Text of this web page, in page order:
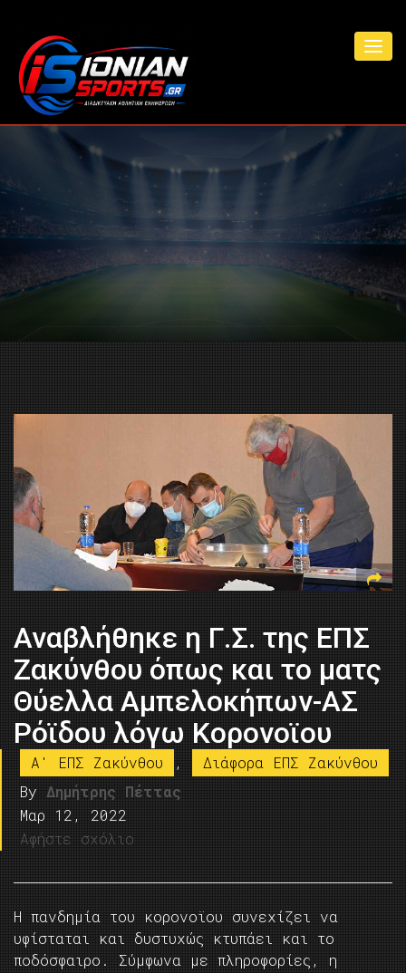
Αναβλήθηκε η Γ.Σ. της ΕΠΣ
Ζακύνθου όπως και το ματς
Θύελλα Αμπελοκήπων-ΑΣ
Ρόϊδου λόγω Κορονοϊου
A' ΕΠΣ Ζακύνθου ,
Διάφορα ΕΠΣ Ζακύνθου
By Δημήτρης Πέττας
Μαρ 12, 2022
Αφήστε σχόλιο
Η πανδημία του κορονοϊου συνεχίζει να
υφίσταται και δυστυχώς κτυπάει και το
ποδόσφαιρο. Σύμφωνα με πληροφορίες, η